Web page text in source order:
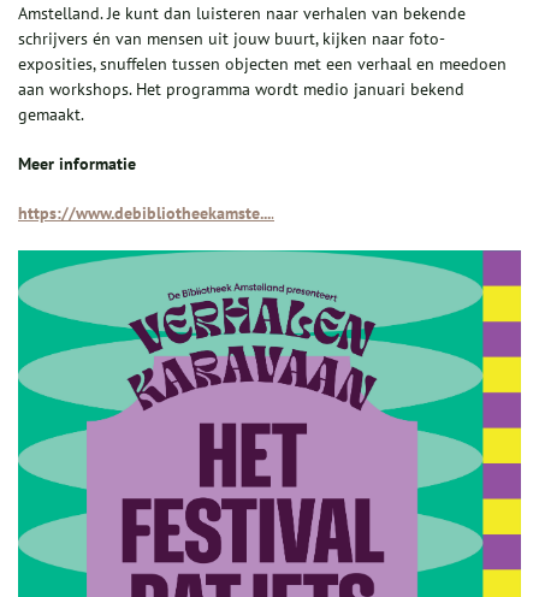
Amstelland. Je kunt dan luisteren naar verhalen van bekende
schrijvers én van mensen uit jouw buurt, kijken naar foto-
exposities, snuffelen tussen objecten met een verhaal en meedoen
aan workshops. Het programma wordt medio januari bekend
gemaakt.
Meer informatie
https://www.debibliotheekamste....